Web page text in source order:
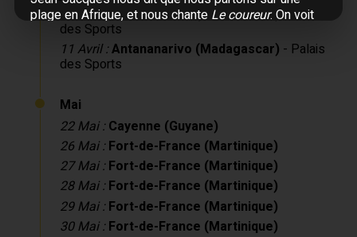
10 Avril :Antananarivo (Madagascar)- Palais
des Sports
11 Avril :Antananarivo (Madagascar)
des Sports
Mai
22 Mai : Cayenne (Guyane)
26 Mai : Fort-de-France (Martinique)
27 Mai : Fort-de-France (Martinique)
28 Mai : Fort-de-France (Martinique)
29 Mai : Fort-de-France (Martinique)
30 Mai : Fort-de-France (Martinique)
plage en Afrique, et nous chante Le coureur. On voit
sur les écrans un jeune Noir courir au bord d'une
plage, à la fin, un vieillard noir, avec une barbe
blanche..."je suis étranger partout aujourd'hui, est-ce
Arrive le piano sur le côté gauche. Jean-Jacques se
met derrière, on ne le voit plus. J'ai dit
PLUS", mais bon... il n'allait pas bouger pour mes
beaux yeux non plus !
Il commence Là-bas, au moment où c'est à Sirima, les
paroles sont sur l'écran, c'est nous qui chantons à la
place de Sirima.
Il continue au piano avecNatacha, et fini au violon, il
est d'abord derrière les musiciens puis se promène